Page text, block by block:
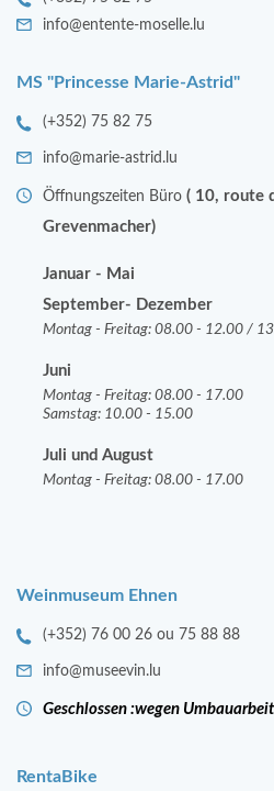
info@entente-moselle.lu
MS "Princesse Marie-Astrid"
(+352) 75 82 75
info@marie-astrid.lu
Öffnungszeiten Büro ( 10, route
Grevenmacher)
Januar - Mai
September- Dezember
Montag - Freitag: 08.00 - 12.00 /
Juni
Montag - Freitag: 08.00 - 17.00
Samstag: 10.00 - 15.00
Juli und August
Montag - Freitag: 08.00 - 17.00
Weinmuseum Ehnen
(+352) 76 00 26 ou 75 88 88
info@museevin.lu
Geschlossen :wegen
RentaBike